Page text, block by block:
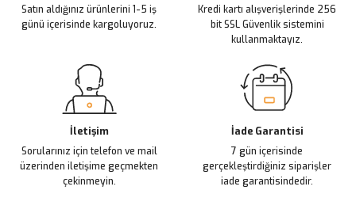
Bu ürüne benzer farklı alternatifler olmalı.
Satın aldığınız ürünlerini 1-5 iş
günü içerisinde kargoluyoruz.
Kredi kartı alışverişlerinde 256
bit SSL Güvenlik sistemini
kullanmaktayız.
İletişim
Sorularınız için telefon ve mail
üzerinden iletişime geçmekten
çekinmeyin.
İade Garantisi
7 gün içerisinde
gerçekleştirdiğiniz siparişler
iade garantisindedir.